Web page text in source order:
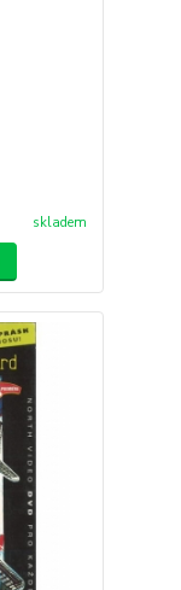
skladem